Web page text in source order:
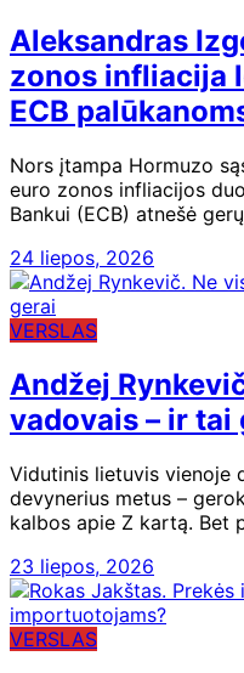
Aleksandras
zonos infliacija
ECB
Nors įtampa Hormuzo
euro zonos infliacijos
Bankui (ECB) atnešė
24 liepos, 2026
VERSLAS
Andžej
vadovais – ir tai
Vidutinis lietuvis vienoje
devynerius metus –
kalbos apie Z kartą. Bet
23 liepos, 2026
VERSLAS